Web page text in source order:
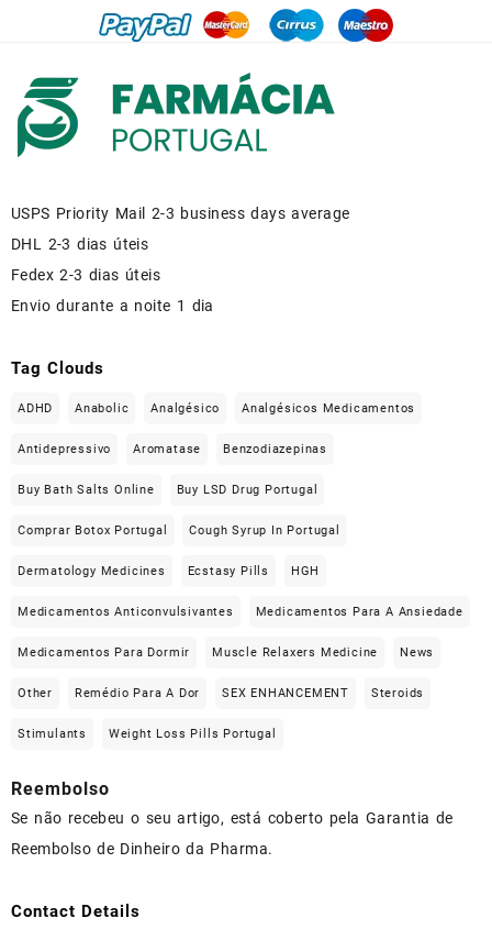
USPS Priority Mail 2-3 business days average
DHL 2-3 dias úteis
Fedex 2-3 dias úteis
Envio durante a noite 1 dia
Tag Clouds
ADHD Anabolic Analgésico Analgésicos Medicamentos
Antidepressivo Aromatase Benzodiazepinas
Buy Bath Salts Online Buy LSD Drug Portugal
Comprar Botox Portugal Cough Syrup In Portugal
Dermatology Medicines Ecstasy Pills HGH
Medicamentos Anticonvulsivantes Medicamentos Para A Ansiedade
Medicamentos Para Dormir Muscle Relaxers Medicine News
Other Remédio Para A Dor SEX ENHANCEMENT Steroids
Stimulants Weight Loss Pills Portugal
Reembolso
Se não recebeu o seu artigo, está coberto pela Garantia de
Reembolso de Dinheiro da Pharma.
Contact Details